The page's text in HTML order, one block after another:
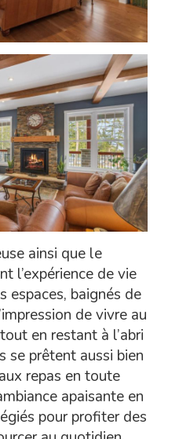
ainsi que le
l’expérience de vie
espaces, baignés de
de vivre au
en restant à l’abri
se prêtent aussi bien
repas en toute
apaisante en
pour profiter des